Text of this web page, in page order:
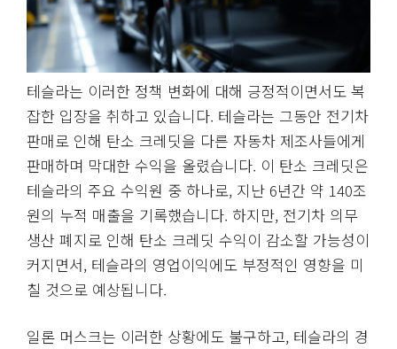
테슬라는 이러한 정책 변화에 대해 긍정적이면서도 복
잡한 입장을 취하고 있습니다. 테슬라는 그동안 전기차
판매로 인해 탄소 크레딧을 다른 자동차 제조사들에게
판매하며 막대한 수익을 올렸습니다. 이 탄소 크레딧은
테슬라의 주요 수익원 중 하나로, 지난 6년간 약 140조
원의 누적 매출을 기록했습니다. 하지만, 전기차 의무
생산 폐지로 인해 탄소 크레딧 수익이 감소할 가능성이
커지면서, 테슬라의 영업이익에도 부정적인 영향을 미
칠 것으로 예상됩니다.
일론 머스크는 이러한 상황에도 불구하고, 테슬라의 경